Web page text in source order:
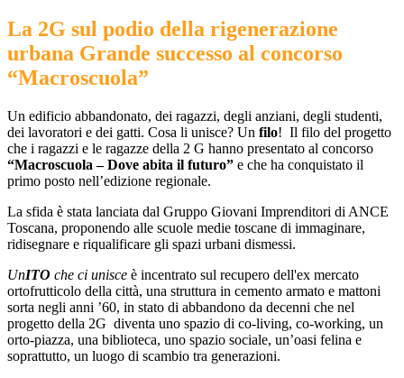
La 2G sul podio della rigenerazione
urbana Grande successo al concorso
“Macroscuola”
Un edificio abbandonato, dei ragazzi, degli anziani, degli studenti,
dei lavoratori e dei gatti. Cosa li unisce? Un filo! Il filo del progetto
che i ragazzi e le ragazze della 2 G hanno presentato al concorso
“Macroscuola – Dove abita il futuro” e che ha conquistato il
primo posto nell’edizione regionale.
La sfida è stata lanciata dal Gruppo Giovani Imprenditori di ANCE
Toscana, proponendo alle scuole medie toscane di immaginare,
ridisegnare e riqualificare gli spazi urbani dismessi.
UnITO che ci unisce è incentrato sul recupero dell'ex mercato
ortofrutticolo della città, una struttura in cemento armato e mattoni
sorta negli anni ’60, in stato di abbandono da decenni che nel
progetto della 2G diventa uno spazio di co-living, co-working, un
orto-piazza, una biblioteca, uno spazio sociale, un’oasi felina e
soprattutto, un luogo di scambio tra generazioni.